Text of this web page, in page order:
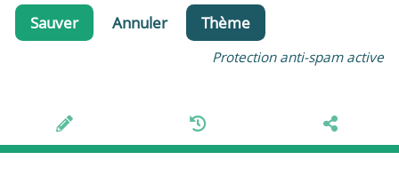
Sauver Annuler Thème
Protection anti-spam active